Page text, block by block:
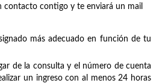
contacto contigo y te enviará un mail
más adecuado en función de tu
de la consulta y el número de cuenta
un ingreso con al menos 24 horas